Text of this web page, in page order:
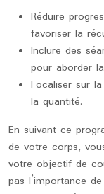
Réduire
favoriser la
Inclure des
pour aborder
Focaliser sur
la quantité.
En suivant ce
de votre corps,
votre objectif de
pas l’importance